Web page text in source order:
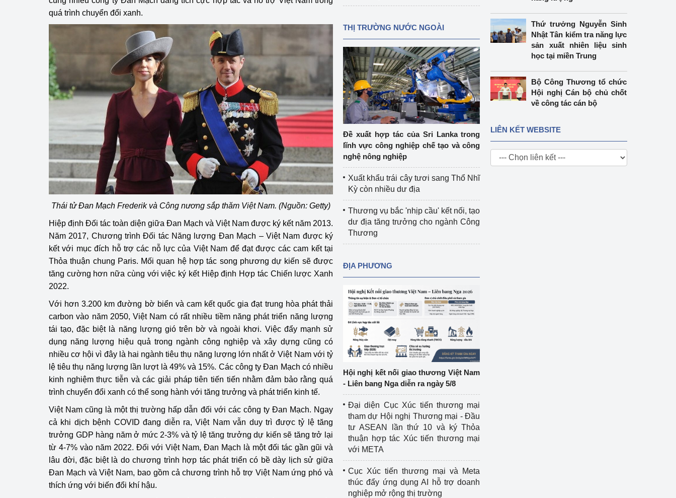
Tổ chức được cấp GCN đăng ký, hoạt
động kiểm định thiết bị, dụng cụ điện
làm việc ở môi trường không có nguy
hiểm khí, bụi nổ
Cơ sở sản xuất, sửa chữa chai chứa
LPG
Tổ chức huấn luyện, bồi dưỡng
nghiệp vụ kiểm định kỹ thuật an toàn
lao động
Tái cơ cấu ngành Công Thương
Quản lý thị trường
Sử dụng năng lượng tiết kiệm và
hiệu quả
Hiệu quả năng lượng
Khoa học, công nghệ và đổi mới sáng
Thông báo
Bảo vệ môi trường Video bảo vệ môi trường
Album ảnh bảo vệ môi trường
Đọc báo giúp bạn
Bảo vệ nền tảng tư tưởng của Đảng
Xúc tiến thương mại Khu vực miền Bắc
Khu vực miền Trung
Thị trường nước ngoàiHiệp định EVFTA
Thị trường châu Âu – châu Mỹ
Ngành Công Thương đưa nghị quyết
Đại hội XIV của Đảng vào cuộc sống
Phát triển công nghiệpCông nghiệp nền tảng
Chính sách
Sản xuất công nghiệp
Phát triển năng lượng
quá trình chuyển đổi xanh.
Thái tử Đan Mạch Frederik và Công nương sắp thăm Việt Nam. (Nguồn: Getty)
Hiệp định Đối tác toàn diện giữa Đan Mạch và Việt Nam được ký kết năm 2013.
Năm 2017, Chương trình Đối tác Năng lượng Đan Mạch – Việt Nam được ký
kết với mục đích hỗ trợ các nỗ lực của Việt Nam để đạt được các cam kết tại
Thỏa thuận chung Paris. Mối quan hệ hợp tác song phương dự kiến sẽ được
tăng cường hơn nữa cùng với việc ký kết Hiệp định Hợp tác Chiến lược Xanh
2022.
Với hơn 3.200 km đường bờ biển và cam kết quốc gia đạt trung hòa phát thải
carbon vào năm 2050, Việt Nam có rất nhiều tiềm năng phát triển năng lượng
tái tạo, đặc biệt là năng lượng gió trên bờ và ngoài khơi. Việc đẩy mạnh sử
dụng năng lượng hiệu quả trong ngành công nghiệp và xây dựng cũng có
nhiều cơ hội vì đây là hai ngành tiêu thụ năng lượng lớn nhất ở Việt Nam với tỷ
lệ tiêu thụ năng lượng lần lượt là 49% và 15%. Các công ty Đan Mạch có nhiều
kinh nghiệm thực tiễn và các giải pháp tiên tiến tiến nhằm đảm bảo rằng quá
trình chuyển đổi xanh có thể song hành với tăng trưởng và phát triển kinh tế.
Việt Nam cũng là một thị trường hấp dẫn đối với các công ty Đan Mạch. Ngay
cả khi dịch bệnh COVID đang diễn ra, Việt Nam vẫn duy trì được tỷ lệ tăng
trưởng GDP hàng năm ở mức 2-3% và tỷ lệ tăng trưởng dự kiến sẽ tăng trở lại
từ 4-7% vào năm 2022. Đối với Việt Nam, Đan Mạch là một đối tác gần gũi và
lâu đời, đặc biệt là do chương trình hợp tác phát triển có bề dày lịch sử giữa
Đan Mạch và Việt Nam, bao gồm cả chương trình hỗ trợ Việt Nam ứng phó và
thích ứng với biến đổi khí hậu.
THỊ TRƯỜNG NƯỚC NGOÀI
Đề xuất hợp tác của Sri Lanka trong
lĩnh vực công nghiệp chế tạo và công
nghệ nông nghiệp
Xuất khẩu trái cây tươi sang Thổ Nhĩ
Kỳ còn nhiều dư địa
Thương vụ bắc 'nhịp cầu' kết nối, tạo
dư địa tăng trưởng cho ngành Công
Thương
ĐỊA PHƯƠNG
Hội nghị kết nối giao thương Việt Nam
- Liên bang Nga diễn ra ngày 5/8
Đại diện Cục Xúc tiến thương mại
tham dự Hội nghị Thương mại - Đầu
tư ASEAN lần thứ 10 và ký Thỏa
thuận hợp tác Xúc tiến thương mại
với META
Cục Xúc tiến thương mại và Meta
thúc đẩy ứng dụng AI hỗ trợ doanh
nghiệp mở rộng thị trường
Thứ trưởng Nguyễn Sinh
Nhật Tân kiểm tra năng lực
sản xuất nhiên liệu sinh
học tại miền Trung
Bộ Công Thương tổ chức
Hội nghị Cán bộ chủ chốt
về công tác cán bộ
LIÊN KẾT WEBSITE